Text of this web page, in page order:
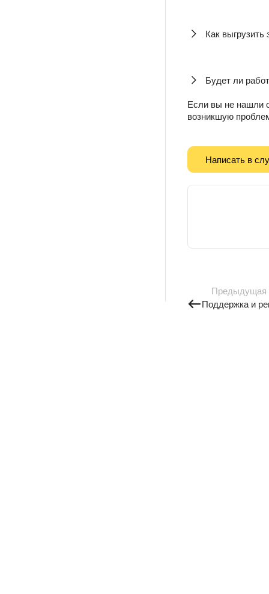
Как выгрузить
Будет ли
Если вы не нашли
возникшую
Написать в
Предыдущая
Поддержка и